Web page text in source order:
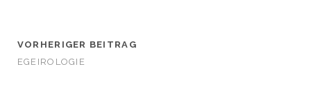
VORHERIGER BEITRAG
EGEIROLOGIE